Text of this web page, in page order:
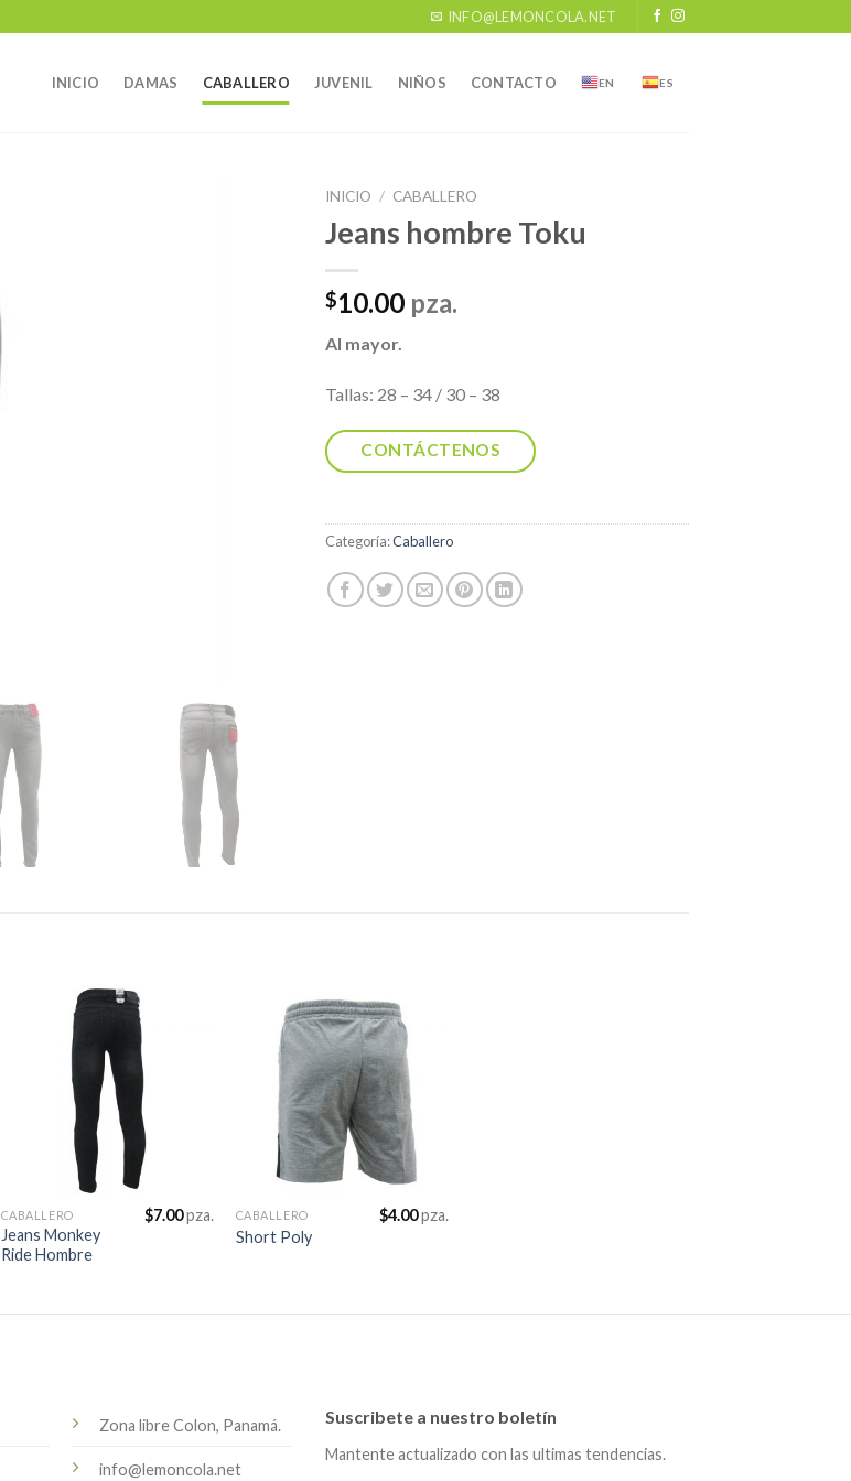
INFO@LEMONCOLA.NET
INICIO DAMAS CABALLERO JUVENIL NIÑOS CONTACTO EN ES
INICIO / CABALLERO
Jeans hombre Toku
$10.00 pza.
Al mayor.
Tallas: 28 – 34 / 30 – 38
CONTÁCTENOS
Categoría:Caballero
CABALLERO
Jeans Monkey
Ride Hombre
$7.00pza. CABALLERO
Short Poly
$4.00pza.
Zona libre Colon, Panamá.
info@lemoncola.net
Suscribete a nuestro boletín
Mantente actualizado con las ultimas tendencias.